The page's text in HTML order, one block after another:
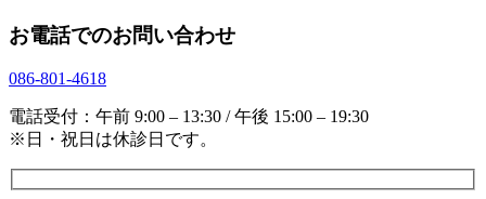
お電話でのお問い合わせ
086-801-4618
電話受付：午前 9:00 – 13:30 / 午後 15:00 – 19:30
※日・祝日は休診日です。